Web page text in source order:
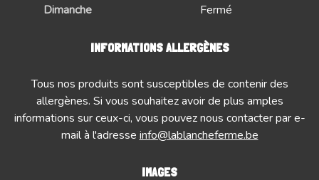
Dimanche
Fermé
INFORMATIONS ALLERGÈNES
Tous nos produits sont susceptibles de contenir des
allergènes. Si vous souhaitez avoir de plus amples
informations sur ceux-ci, vous pouvez nous contacter par e-
mail à l'adresse info@lablancheferme.be
IMAGES